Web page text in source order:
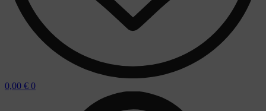
0,00 € 0